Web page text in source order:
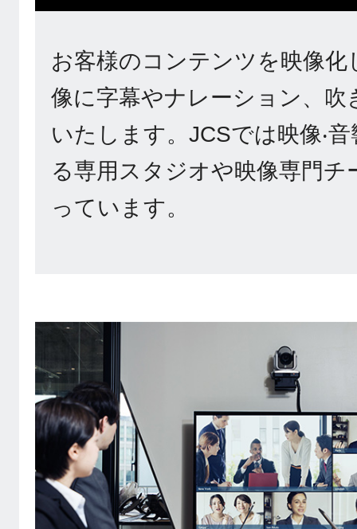
お客様のコンテンツを映像化
像に字幕やナレーション、吹
いたします。JCSでは映像‧
る専用スタジオや映像専門チ
っています。